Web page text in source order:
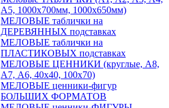
А5, 1000х700мм, 1000х650мм)
МЕЛОВЫЕ таблички на
ДЕРЕВЯННЫХ подставках
МЕЛОВЫЕ таблички на
ПЛАСТИКОВЫХ подставках
МЕЛОВЫЕ ЦЕННИКИ (круглые, А8,
А7, А6, 40х40, 100х70)
МЕЛОВЫЕ ценники-фигур
БОЛЬШИХ ФОРМАТОВ